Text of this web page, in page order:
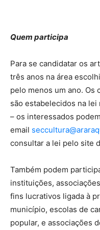
Quem participa
Para se candidatar os
três anos na área
pelo menos um ano. Os
são estabelecidos na
– os interessados
email
consultar a lei pelo site
Também podem
instituições,
fins lucrativos ligada à
município, escolas de
popular, e associações